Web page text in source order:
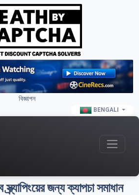
বিজ্ঞাপন
BENGALI
জন্য ক্যাপচা সমাধান